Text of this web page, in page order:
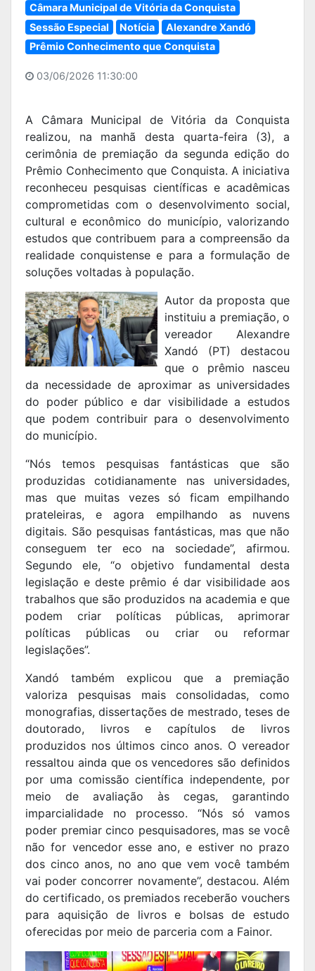
Câmara Municipal de Vitória da Conquista
Sessão Especial
Notícia
Alexandre Xandó
Prêmio Conhecimento que Conquista
03/06/2026 11:30:00
A Câmara Municipal de Vitória da Conquista
realizou, na manhã desta quarta-feira (3), a
cerimônia de premiação da segunda edição do
Prêmio Conhecimento que Conquista. A iniciativa
reconheceu pesquisas científicas e acadêmicas
comprometidas com o desenvolvimento social,
cultural e econômico do município, valorizando
estudos que contribuem para a compreensão da
realidade conquistense e para a formulação de
soluções voltadas à população.
Autor da proposta que
instituiu a premiação, o
vereador Alexandre
Xandó (PT) destacou
que o prêmio nasceu
da necessidade de aproximar as universidades
do poder público e dar visibilidade a estudos
que podem contribuir para o desenvolvimento
do município.
“Nós temos pesquisas fantásticas que são
produzidas cotidianamente nas universidades,
mas que muitas vezes só ficam empilhando
prateleiras, e agora empilhando as nuvens
digitais. São pesquisas fantásticas, mas que não
conseguem ter eco na sociedade”, afirmou.
Segundo ele, “o objetivo fundamental desta
legislação e deste prêmio é dar visibilidade aos
trabalhos que são produzidos na academia e que
podem criar políticas públicas, aprimorar
políticas públicas ou criar ou reformar
legislações”.
Xandó também explicou que a premiação
valoriza pesquisas mais consolidadas, como
monografias, dissertações de mestrado, teses de
doutorado, livros e capítulos de livros
produzidos nos últimos cinco anos. O vereador
ressaltou ainda que os vencedores são definidos
por uma comissão científica independente, por
meio de avaliação às cegas, garantindo
imparcialidade no processo. “Nós só vamos
poder premiar cinco pesquisadores, mas se você
não for vencedor esse ano, e estiver no prazo
dos cinco anos, no ano que vem você também
vai poder concorrer novamente”, destacou. Além
do certificado, os premiados receberão vouchers
para aquisição de livros e bolsas de estudo
oferecidas por meio de parceria com a Fainor.